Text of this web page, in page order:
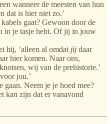
wanneer de meesten van hun
dat is hier niet zo.’
gaat? Gewoon door de
in je tasje hebt. Of jij in jouw
hij, ‘alleen al omdat jij daar
hier komen. Naar ons,
wij van de prehistorie.’
jou.’
Neem je je hoed mee?
kan zijn dat er vanavond